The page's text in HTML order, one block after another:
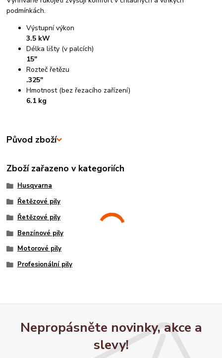
podmínkách.
Výstupní výkon
3.5 kW
Délka lišty (v palcích)
15"
Rozteč řetězu
.325"
Hmotnost (bez řezacího zařízení)
6.1 kg
Původ zboží
Zboží zařazeno v kategoriích
Husqvarna
Řetězové pily
Řetězové pily
Benzínové pily
Motorové pily
Profesionální pily
Nepropásněte novinky, akce a
slevy!